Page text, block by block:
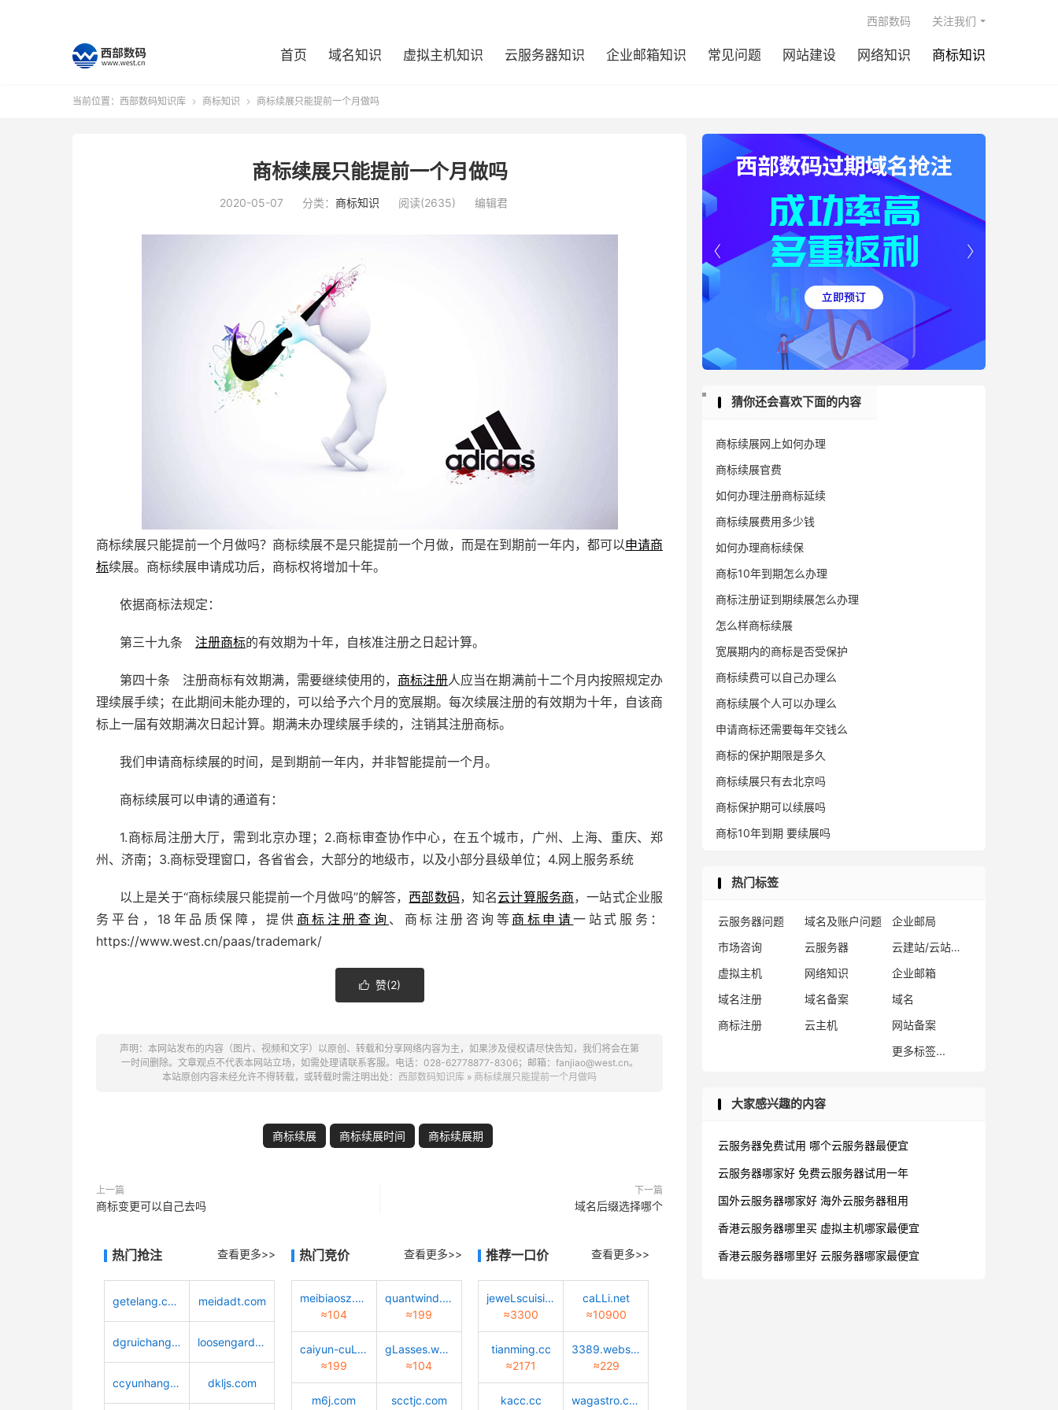
首页 域名知识 虚拟主机知识 云服务器知识 企业邮箱知识 常见问题 网站建设 网络知识 商标知识
西部数码 关注我们
当前位置： 西部数码知识库  商标知识  商标续展只能提前一个月做吗
商标续展只能提前一个月做吗
2020-05-07 分类： 商标知识 阅读(2635) 编辑君
商标续展只能提前一个月做吗？商标续展不是只能提前一个月做，而是在到期前一年内，都可以申请商
标续展。商标续展申请成功后，商标权将增加十年。
依据商标法规定：
第三十九条 注册商标的有效期为十年，自核准注册之日起计算。
第四十条 注册商标有效期满，需要继续使用的， 商标注册人应当在期满前十二个月内按照规定办
理续展手续；在此期间未能办理的，可以给予六个月的宽展期。每次续展注册的有效期为十年，自该商
标上一届有效期满次日起计算。期满未办理续展手续的，注销其注册商标。
我们申请商标续展的时间，是到期前一年内，并非智能提前一个月。
商标续展可以申请的通道有：
1.商标局注册大厅，需到北京办理；2.商标审查协作中心，在五个城市，广州、上海、重庆、郑
州、济南；3.商标受理窗口，各省省会，大部分的地级市，以及小部分县级单位；4.网上服务系统
以上是关于“商标续展只能提前一个月做吗”的解答， 西部数码，知名云计算服务商，一站式企业服
务平台，18年品质保障，提供 商标注册查询 、商标注册咨询等 商标申请一站式服务：
https://www.west.cn/paas/trademark/
 赞(2)
声明：本网站发布的内容（图片、视频和文字）以原创、转载和分享网络内容为主，如果涉及侵权请尽快告知，我们将会在第
一时间删除。文章观点不代表本网站立场，如需处理请联系客服。电话：028-62778877-8306；邮箱：fanjiao@west.cn。
本站原创内容未经允许不得转载，或转载时需注明出处： 西部数码知识库 » 商标续展只能提前一个月做吗
商标续展 商标续展时间 商标续展期
上一篇
商标变更可以自己去吗
下一篇
域名后缀选择哪个
热门抢注 查看更多>>
getelang.com meidadt.com
dgruichang.com loosengarden.com
ccyunhang.com dkljs.com
热门竞价 查看更多>>
meibiaosz.com
≈104
quantwind.com
≈199
caiyun-cuLture.com
≈199
gLasses.worLd
≈104
m6j.com scctjc.com
推荐一口价 查看更多>>
jeweLscuisine.com
≈3300
caLLi.net
≈10900
tianming.cc
≈2171
3389.website
≈229
kacc.cc wagastro.com


猜你还会喜欢下面的内容
商标续展网上如何办理
商标续展官费
如何办理注册商标延续
商标续展费用多少钱
如何办理商标续保
商标10年到期怎么办理
商标注册证到期续展怎么办理
怎么样商标续展
宽展期内的商标是否受保护
商标续费可以自己办理么
商标续展个人可以办理么
申请商标还需要每年交钱么
商标的保护期限是多久
商标续展只有去北京吗
商标保护期可以续展吗
商标10年到期 要续展吗
热门标签
云服务器问题 域名及账户问题
企业邮局
市场咨询
云服务器
云建站/云站群/小程序
虚拟主机
网络知识
企业邮箱
域名注册
域名备案
域名
商标注册
云主机
网站备案
更多标签...
大家感兴趣的内容
云服务器免费试用 哪个云服务器最便宜
云服务器哪家好 免费云服务器试用一年
国外云服务器哪家好 海外云服务器租用
香港云服务器哪里买 虚拟主机哪家最便宜
香港云服务器哪里好 云服务器哪家最便宜